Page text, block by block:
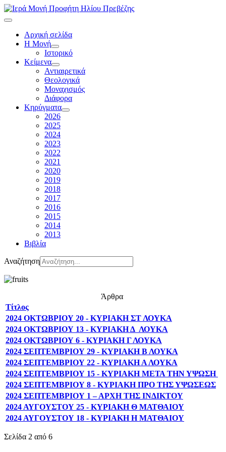
Αρχική σελίδα
Η Μονή
Ιστορικό
Κείμενα
Αντιαιρετικά
Θεολογικά
Μοναχισμός
Διάφορα
Κηρύγματα
2026
2025
2024
2023
2022
2021
2020
2019
2018
2017
2016
2015
2014
2013
Βιβλία
Αναζήτηση
Άρθρα
Τίτλος
2024 ΟΚΤΩΒΡΙΟΥ 20 - ΚΥΡΙΑΚΗ ΣΤ ΛΟΥΚΑ
2024 ΟΚΤΩΒΡΙΟΥ 13 - ΚΥΡΙΑΚΗ Δ ΛΟΥΚΑ
2024 ΟΚΤΩΒΡΙΟΥ 6 - ΚΥΡΙΑΚΗ Γ ΛΟΥΚΑ
2024 ΣΕΠΤΕΜΒΡΙΟΥ 29 - ΚΥΡΙΑΚΗ Β ΛΟΥΚΑ
2024 ΣΕΠΤΕΜΒΡΙΟΥ 22 - ΚΥΡΙΑΚΗ Α ΛΟΥΚΑ
2024 ΣΕΠΤΕΜΒΡΙΟΥ 15 - ΚΥΡΙΑΚΗ ΜΕΤΑ ΤΗΝ ΥΨΩΣΗ
2024 ΣΕΠΤΕΜΒΡΙΟΥ 8 - ΚΥΡΙΑΚΗ ΠΡΟ ΤΗΣ ΥΨΩΣΕΩΣ
2024 ΣΕΠΤΕΜΒΡΙΟΥ 1 – ΑΡΧΗ ΤΗΣ ΙΝΔΙΚΤΟΥ
2024 ΑΥΓΟΥΣΤΟΥ 25 - ΚΥΡΙΑΚΗ Θ ΜΑΤΘΑΙΟΥ
2024 ΑΥΓΟΥΣΤΟΥ 18 - ΚΥΡΙΑΚΗ Η ΜΑΤΘΑΙΟΥ
Σελίδα 2 από 6